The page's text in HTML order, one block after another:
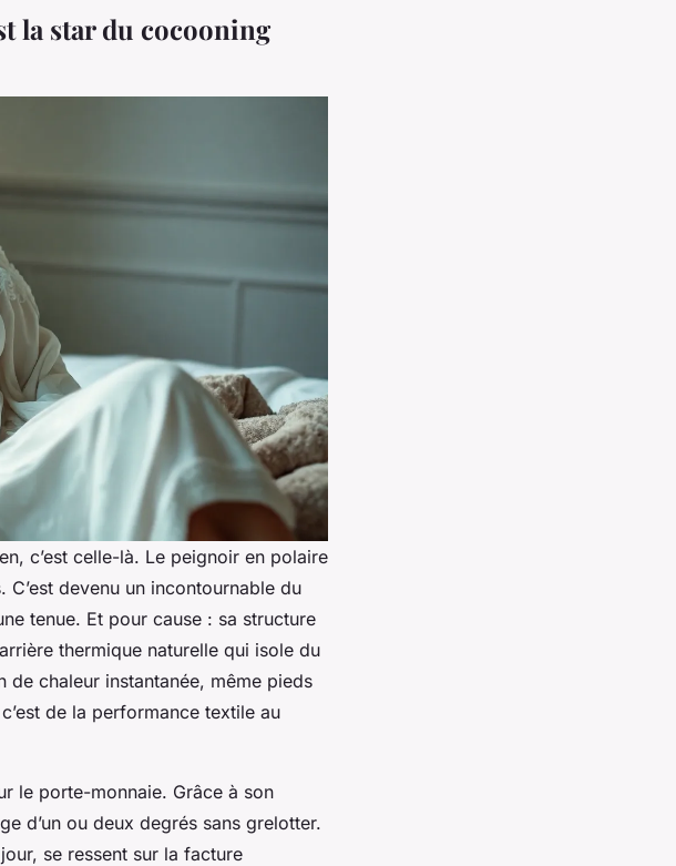
la star du cocooning
c’est celle-là. Le peignoir en polaire
C’est devenu un incontournable du
tenue. Et pour cause : sa structure
thermique naturelle qui isole du
de chaleur instantanée, même pieds
de la performance textile au
le porte-monnaie. Grâce à son
d’un ou deux degrés sans grelotter.
se ressent sur la facture